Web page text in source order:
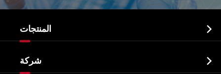
المنتجات 
الصيدلانية وسيطة
شركة 